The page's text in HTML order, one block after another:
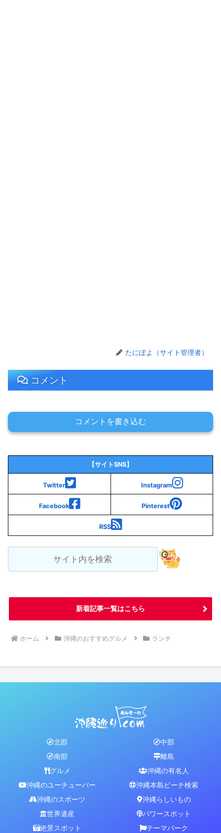
たにぽよ（サイト管理者）
コメント
コメントを書き込む
【サイトSNS】
Twitter Instagram
Facebook Pinterest
RSS
新着記事一覧はこちら
ホーム 沖縄のおすすめグルメ ランチ
北部
中部
南部
離島
グルメ
沖縄の有名人
沖縄のユーチューバー
沖縄本島ビーチ検索
沖縄のスポーツ
沖縄らしいもの
世界遺産
パワースポット
絶景スポット
テーマパーク